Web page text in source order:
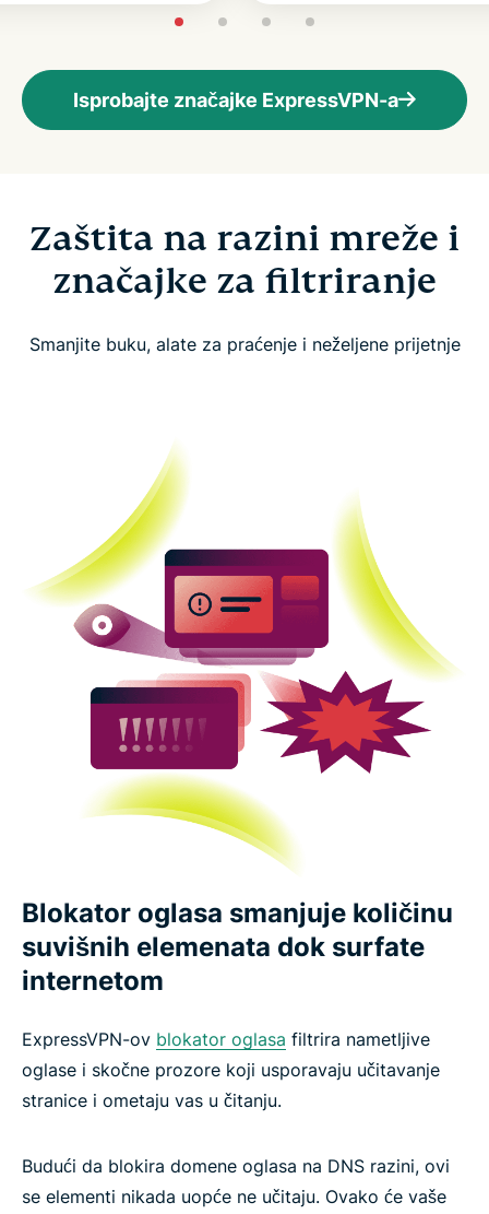
Isprobajte značajke ExpressVPN-a
Zaštita na razini mreže i
značajke za filtriranje
Smanjite buku, alate za praćenje i neželjene prijetnje
Blokator oglasa smanjuje količinu
suvišnih elemenata dok surfate
internetom
ExpressVPN-ov blokator oglasa filtrira nametljive
oglase i skočne prozore koji usporavaju učitavanje
stranice i ometaju vas u čitanju.
Budući da blokira domene oglasa na DNS razini, ovi
se elementi nikada uopće ne učitaju. Ovako će vaše